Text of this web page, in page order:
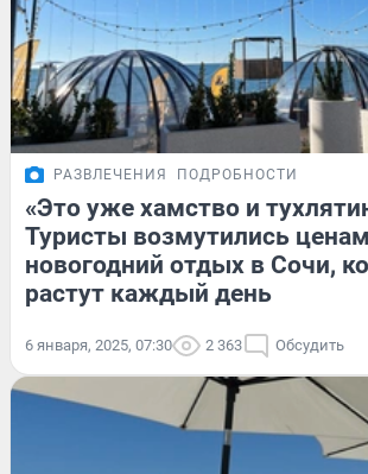
РАЗВЛЕЧЕНИЯ ПОДРОБНОСТИ
«Это уже хамство и
Туристы возмутились
новогодний отдых в Сочи,
растут каждый день
6 января, 2025, 07:30 2 363 Обсудить